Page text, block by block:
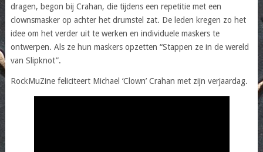
dragen, begon bij Crahan, die tijdens een repetitie met een
clownsmasker op achter het drumstel zat. De leden kregen zo het
idee om het verder uit te werken en individuele maskers te
ontwerpen. Als ze hun maskers opzetten “Stappen ze in de wereld
van Slipknot”.
RockMuZine feliciteert Michael ‘Clown’ Crahan met zijn verjaardag.